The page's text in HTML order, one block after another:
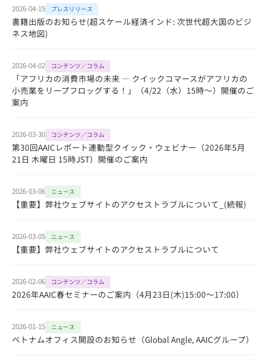
2026-04-15 プレスリリース
書籍出版のお知らせ(超スケール経済インド: 次世代超大国のビジ
ネス地図)
2026-04-02 コンテンツ／コラム
「アフリカの消費市場の未来 ― クイックコマースがアフリカの
小売業をリープフロッグする！」（4/22（水）15時～）開催のご
案内
2026-03-30 コンテンツ／コラム
第30回AAICレポート連動型クイック・ウェビナー（2026年5月
21日 木曜日 15時JST）開催のご案内
2026-03-06 ニュース
【重要】弊社ウェブサイトのアクセストラブルについて_(続報)
2026-03-05 ニュース
【重要】弊社ウェブサイトのアクセストラブルについて
2026-02-06 コンテンツ／コラム
2026年AAIC春セミナーのご案内（4月23日(木)15:00～17:00）
2026-01-15 ニュース
ベトナムオフィス開設のお知らせ（Global Angle, AAICグループ）